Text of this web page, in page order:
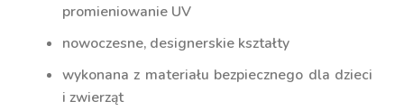
promieniowanie UV
nowoczesne, designerskie kształty
wykonana z materiału bezpiecznego dla dzieci
i zwierząt